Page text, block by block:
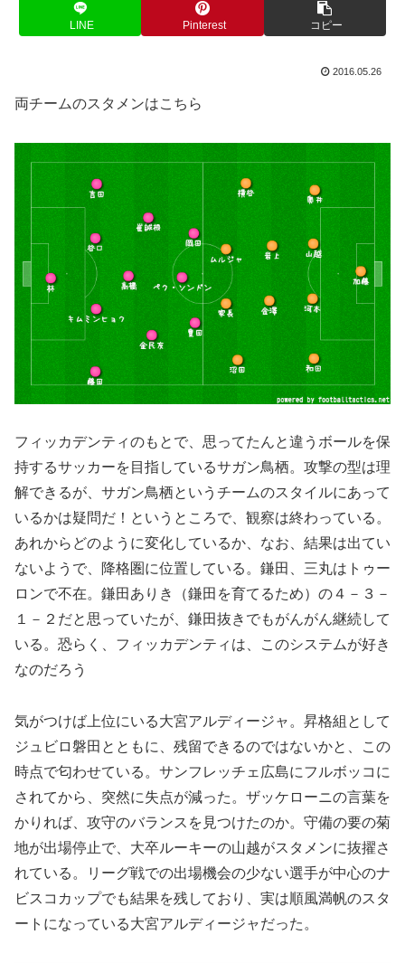
LINE Pinterest コピー
2016.05.26
両チームのスタメンはこちら
フィッカデンティのもとで、思ってたんと違うボールを保
持するサッカーを目指しているサガン鳥栖。攻撃の型は理
解できるが、サガン鳥栖というチームのスタイルにあって
いるかは疑問だ！というところで、観察は終わっている。
あれからどのように変化しているか、なお、結果は出てい
ないようで、降格圏に位置している。鎌田、三丸はトゥー
ロンで不在。鎌田ありき（鎌田を育てるため）の４－３－
１－２だと思っていたが、鎌田抜きでもがんがん継続して
いる。恐らく、フィッカデンティは、このシステムが好き
なのだろう
気がつけば上位にいる大宮アルディージャ。昇格組として
ジュビロ磐田とともに、残留できるのではないかと、この
時点で匂わせている。サンフレッチェ広島にフルボッコに
されてから、突然に失点が減った。ザッケローニの言葉を
かりれば、攻守のバランスを見つけたのか。守備の要の菊
地が出場停止で、大卒ルーキーの山越がスタメンに抜擢さ
れている。リーグ戦での出場機会の少ない選手が中心のナ
ビスコカップでも結果を残しており、実は順風満帆のスタ
ートになっている大宮アルディージャだった。